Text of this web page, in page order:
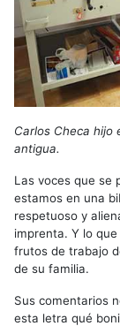
Carlos Checa hijo
antigua.
Las voces que se
estamos en una
respetuoso y
imprenta. Y lo
frutos de trabajo
de su familia.
Sus comentarios
esta letra qué